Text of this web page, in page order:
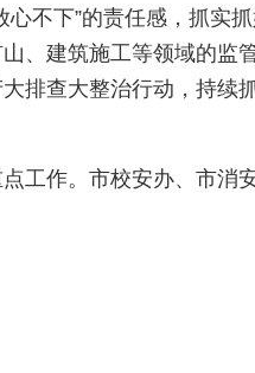
不下”的责任感，抓实
、建筑施工等领域的监
排查大整治行动，持续
工作。市校安办、市消